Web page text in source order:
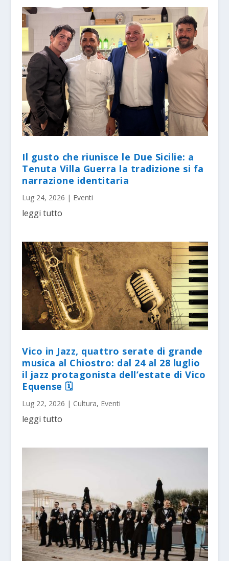
Il gusto che riunisce le Due Sicilie: a
Tenuta Villa Guerra la tradizione si fa
narrazione identitaria
Lug 24, 2026 | Eventi
leggi tutto
Vico in Jazz, quattro serate di grande
musica al Chiostro: dal 24 al 28 luglio
il jazz protagonista dell’estate di Vico
Equense 🗓
Lug 22, 2026 | Cultura, Eventi
leggi tutto